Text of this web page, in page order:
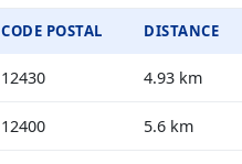
CODE POSTAL DISTANCE
12430 4.93 km
12400 5.6 km